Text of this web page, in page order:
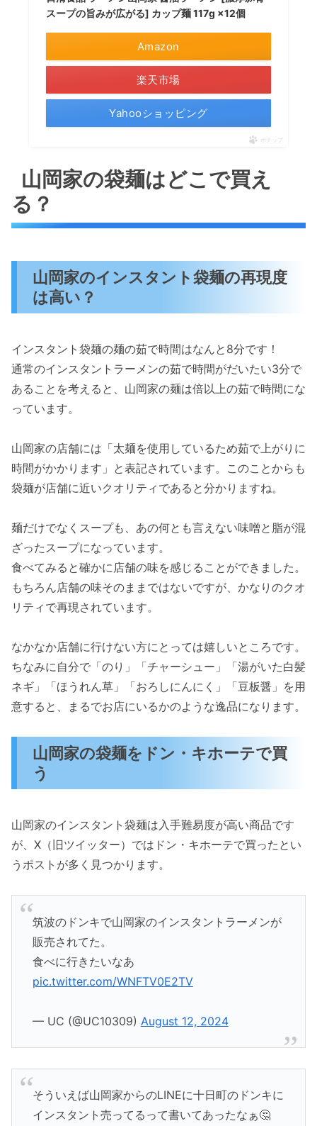
スープの旨みが広がる] カップ麺 117g ×12個
Amazon
楽天市場
Yahooショッピング
ポチップ
山岡家の袋麺はどこで買え
る？
山岡家のインスタント袋麺の再現度
は高い？
インスタント袋麺の麺の茹で時間はなんと8分です！
通常のインスタントラーメンの茹で時間がだいたい3分で
あることを考えると、山岡家の麺は倍以上の茹で時間にな
っています。
山岡家の店舗には「太麺を使用しているため茹で上がりに
時間がかかります」と表記されています。このことからも
袋麺が店舗に近いクオリティであると分かりますね。
麺だけでなくスープも、あの何とも言えない味噌と脂が混
ざったスープになっています。
食べてみると確かに店舗の味を感じることができました。
もちろん店舗の味そのままではないですが、かなりのクオ
リティで再現されています。
なかなか店舗に行けない方にとっては嬉しいところです。
ちなみに自分で「のり」「チャーシュー」「湯がいた白髪
ネギ」「ほうれん草」「おろしにんにく」「豆板醤」を用
意すると、まるでお店にいるかのような逸品になります。
山岡家の袋麺をドン・キホーテで買
う
山岡家のインスタント袋麺は入手難易度が高い商品です
が、X（旧ツイッター）ではドン・キホーテで買ったとい
うポストが多く見つかります。
筑波のドンキで山岡家のインスタントラーメンが
販売されてた。
食べに行きたいなあ
pic.twitter.com/WNFTV0E2TV
— UC (@UC10309) August 12, 2024
そういえば山岡家からのLINEに十日町のドンキに
インスタント売ってるって書いてあったなぁ🤔